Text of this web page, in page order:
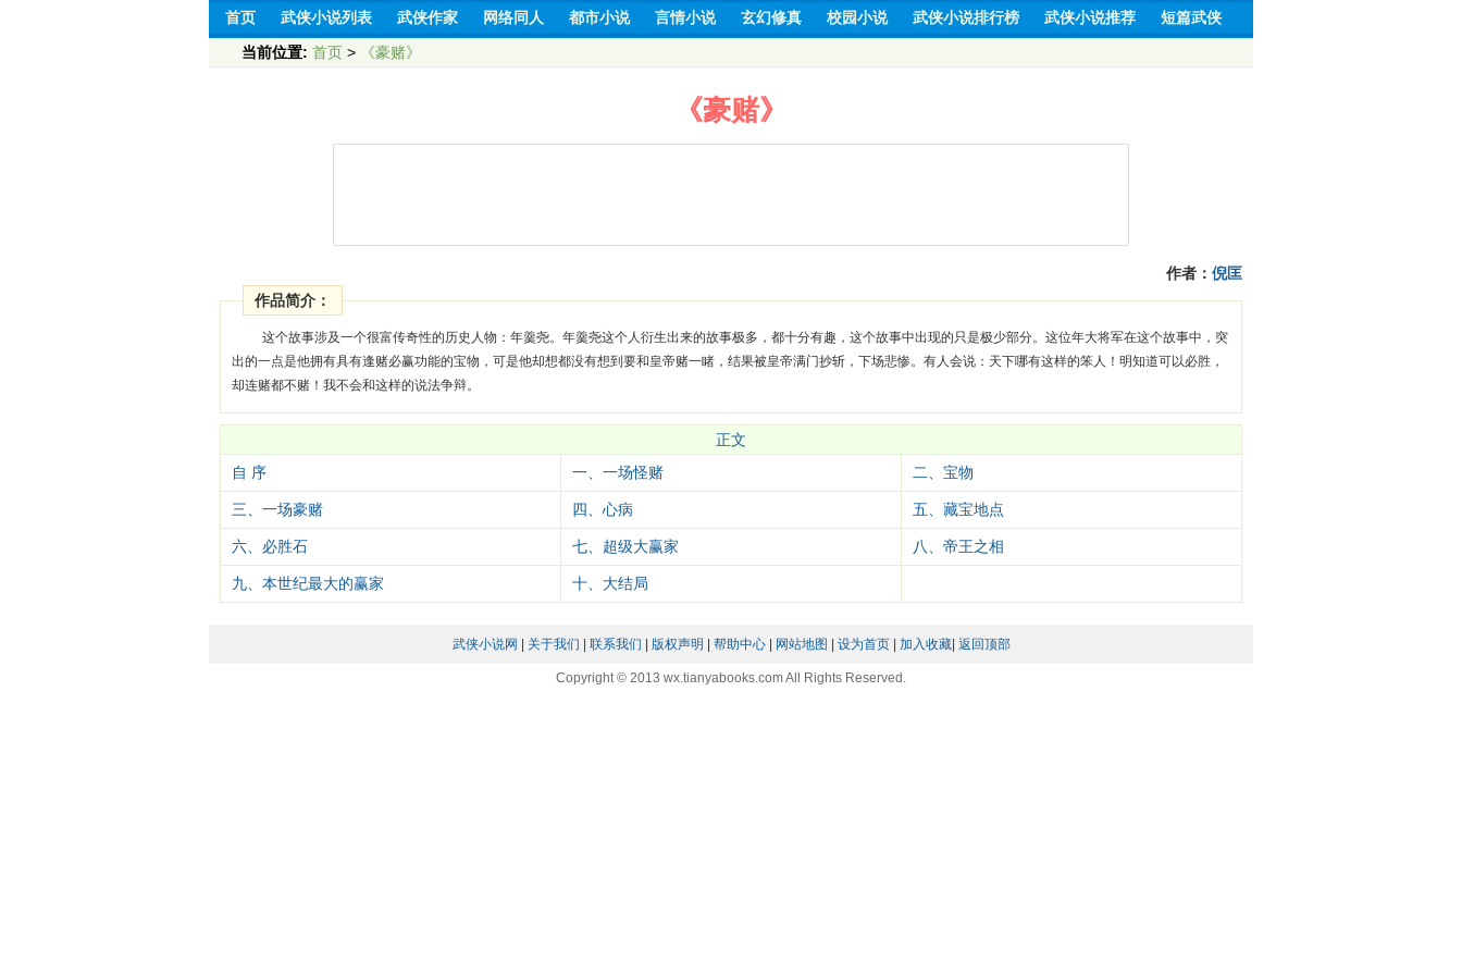
首页 武侠小说列表 武侠作家 网络同人 都市小说 言情小说 玄幻修真 校园小说 武侠小说排行榜 武侠小说推荐 短篇武侠
当前位置: 首页 > 《豪赌》
《豪赌》
作者： 倪匡
作品简介：
这个故事涉及一个很富传奇性的历史人物：年羹尧。年羹尧这个人衍生出来的故事极多，都十分有趣，这个故事中出现的只是极少部分。这位年大将军在这个故事中，突
出的一点是他拥有具有逢赌必赢功能的宝物，可是他却想都没有想到要和皇帝赌一睹，结果被皇帝满门抄斩，下场悲惨。有人会说：天下哪有这样的笨人！明知道可以必胜，
却连赌都不赌！我不会和这样的说法争辩。
正文
自 序
一、一场怪赌 二、宝物
三、一场豪赌 四、心病 五、藏宝地点
六、必胜石 七、超级大赢家 八、帝王之相
九、本世纪最大的赢家 十、大结局
武侠小说网 关于我们 联系我们 版权声明 帮助中心| 网站地图 设为首页| 加入收藏| 返回顶部
Copyright © 2013 wx.tianyabooks.com All Rights Reserved.